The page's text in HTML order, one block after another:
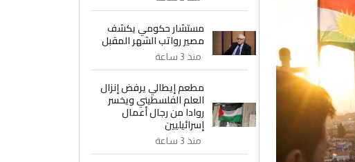
مستشار حكومي يكشف
مصير رواتب الشهر المقبل
منذ 3 ساعة
مطعم إيطالي يرفض إنزال
العلم الفلسطيني ويخسر
روادا من رجال أعمال
إسرائيليين
منذ 3 ساعة